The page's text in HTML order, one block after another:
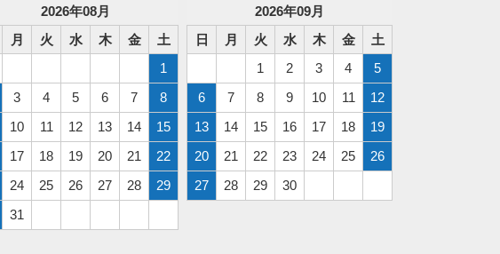
2026年08月
月 火 水 木 金
土
1
3 4 5 6 7
8
10 11 12 13 14
15
17 18 19 20 21
22
24 25 26 27 28
29
31
2026年09月
日
月 火 水 木 金
土
1
2 3 4
5
6
7 8 9 10 11
12
13
14 15 16 17 18
19
20
21 22 23 24 25
26
27
28 29 30